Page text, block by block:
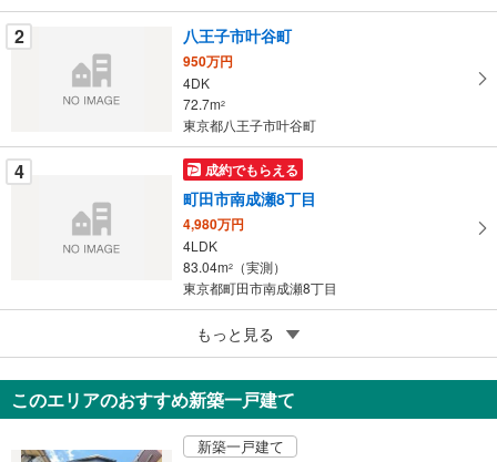
に
保
2 八王子市叶谷町
950万円
4DK
72.7m2
東京都八王子市叶谷町
4 成約でもらえる
町田市南成瀬8丁目
4,980万円
4LDK
83.04m2
（実測）
東京都町田市南成瀬8丁目
成約でもらえる
東村山市萩山町1丁目
4,049万円
4LDK
東京都東村山市萩山町1丁目
もっと見る
このエリアのおすすめ新築一戸建て
新築一戸建て